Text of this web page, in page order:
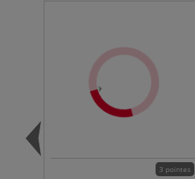
3 pointes